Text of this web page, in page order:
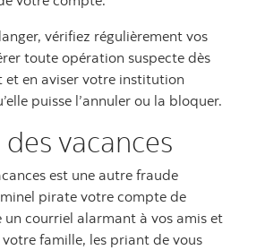
vérifiez régulièrement vos
toute opération suspecte dès
et en aviser votre institution
puisse l’annuler ou la bloquer.
vacances
est une autre fraude
pirate votre compte de
un courriel alarmant à vos amis et
famille, les priant de vous